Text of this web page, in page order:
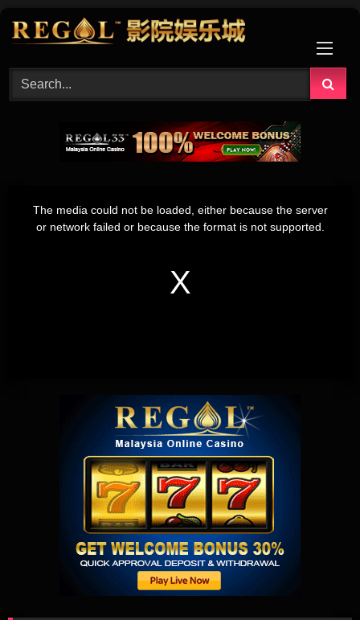
window.
The media could not be loaded, either because the server
or network failed or because the format is not supported.